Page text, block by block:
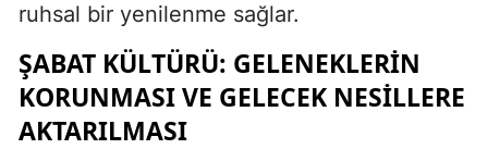
ruhsal bir yenilenme sağlar.
ŞABAT KÜLTÜRÜ: GELENEKLERIN
KORUNMASI VE GELECEK NESILLERE
AKTARILMASI